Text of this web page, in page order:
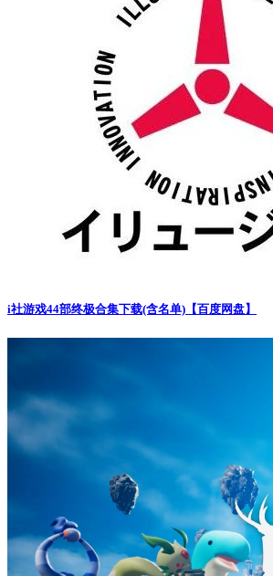
i社游戏44部终极合集下载(含名单)【百度网盘】